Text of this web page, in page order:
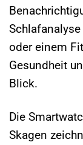
oder einem
Gesundheit
Blick.
Die
Skagen